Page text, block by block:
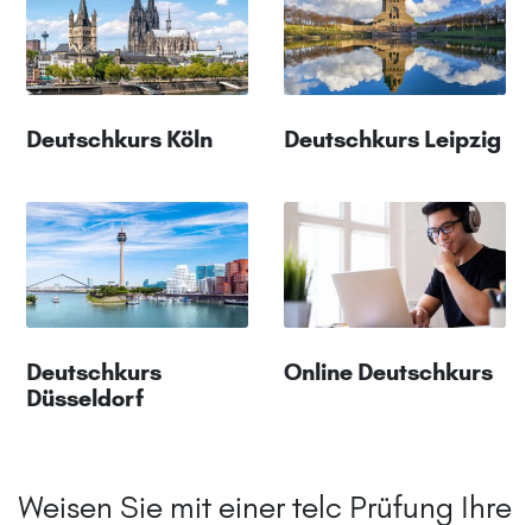
Deutschkurs Köln Deutschkurs Leipzig
Deutschkurs
Düsseldorf
Online Deutschkurs
Weisen Sie mit einer telc Prüfung Ihre